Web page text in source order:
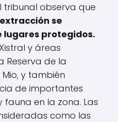
tribunal observa que
se
lugares protegidos.
y áreas
Reserva de la
y también
de importantes
fauna en la zona. Las
como las